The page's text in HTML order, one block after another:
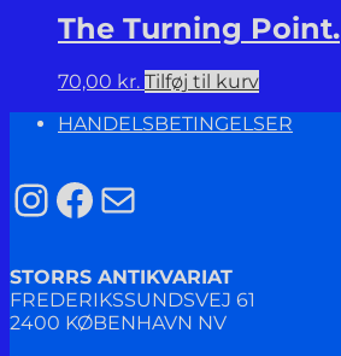
The Turning Point.
70,00 kr. Tilføj til kurv
HANDELSBETINGELSER
Instagram
Facebook
Mail
STORRS ANTIKVARIAT
FREDERIKSSUNDSVEJ 61
2400 KØBENHAVN NV